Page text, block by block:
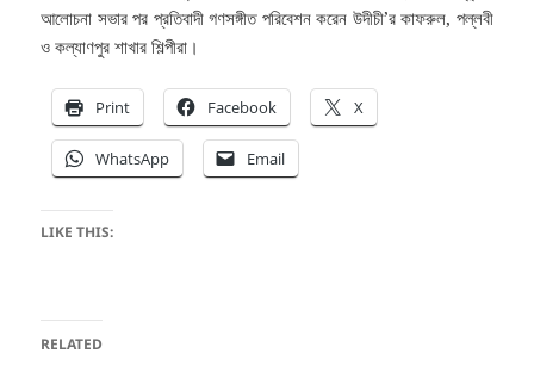
আলোচনা সভার পর প্রতিবাদী গণসঙ্গীত পরিবেশন করেন উদীচী’র কাফরুল, পল্লবী
ও কল্যাণপুর শাখার শিল্পীরা।
Print Facebook X
WhatsApp Email
LIKE THIS:
RELATED